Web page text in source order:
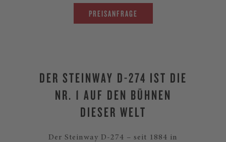
PREISANFRAGE
DER STEINWAY D-274 IST DIE
NR. 1 AUF DEN BÜHNEN
DIESER WELT
Der Steinway D-274 – seit 1884 in